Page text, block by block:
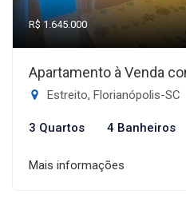
R$ 1.645.000
Apartamento à Venda
Estreito, Florianópolis-SC
3 Quartos 4 Banheiros
Mais informações